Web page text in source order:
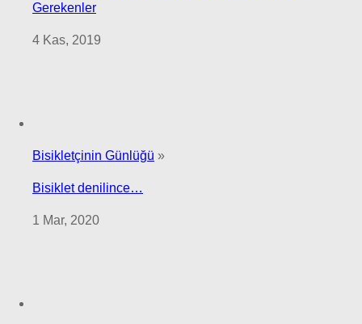
Gerekenler
4 Kas, 2019
Bisikletçinin Günlüğü »
Bisiklet denilince…
1 Mar, 2020